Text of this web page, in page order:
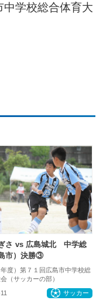
中学校総合体育大
さ vs 広島城北 中学総
市）決勝③
年度）第７１回広島市中学校総
（サッカーの部）
サッカー